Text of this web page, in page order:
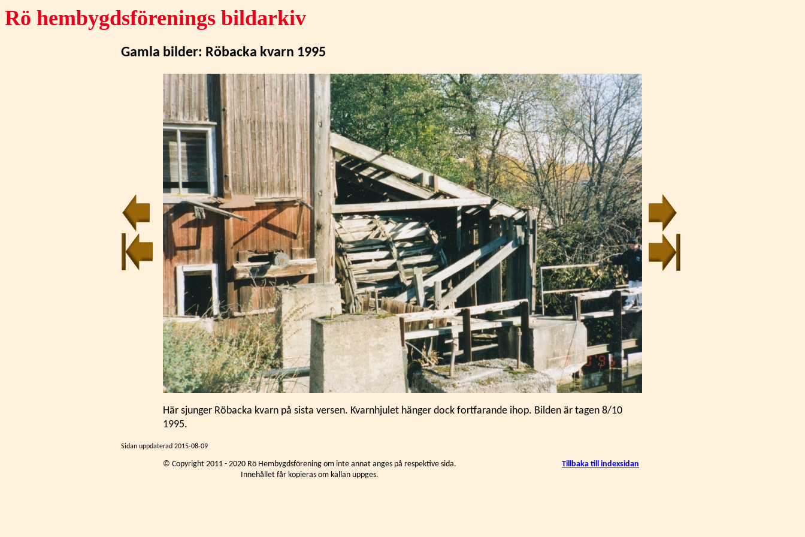
Rö hembygdsförenings bildarkiv
Gamla bilder: Röbacka kvarn 1995
Här sjunger Röbacka kvarn på sista versen. Kvarnhjulet hänger dock fortfarande ihop. Bilden är tagen 8/10
1995.
Sidan uppdaterad 2015-08-09
© Copyright 2011 - 2020 Rö Hembygdsförening om inte annat anges på respektive sida.
Innehållet får kopieras om källan uppges.
Tillbaka till indexsidan